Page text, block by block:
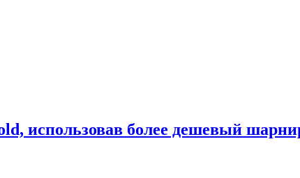
использовав более дешевый